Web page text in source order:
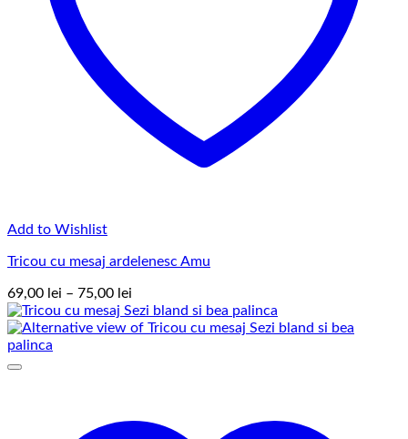
Add to Wishlist
Tricou cu mesaj ardelenesc Amu
69,00 lei – 75,00 lei
de
prețuri: